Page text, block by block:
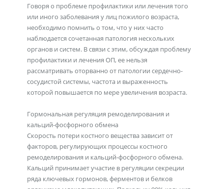
Говоря о проблеме профилактики или лечения того
или иного заболевания у лиц пожилого возраста,
необходимо помнить о том, что у них часто
наблюдается сочетанная патология нескольких
органов и систем. В связи с этим, обсуждая проблему
профилактики и лечения ОП, ее нельзя
рассматривать оторванно от патологии сердечно-
сосудистой системы, частота и выраженность
которой повышается по мере увеличения возраста.
Гормональная регуляция ремоделирования и
кальций-фосфорного обмена
Скорость потери костного вещества зависит от
факторов, регулирующих процессы костного
ремоделирования и кальций-фосфорного обмена.
Кальций принимает участие в регуляции секреции
ряда ключевых гормонов, ферментов и белков